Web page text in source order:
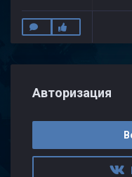
Авторизация